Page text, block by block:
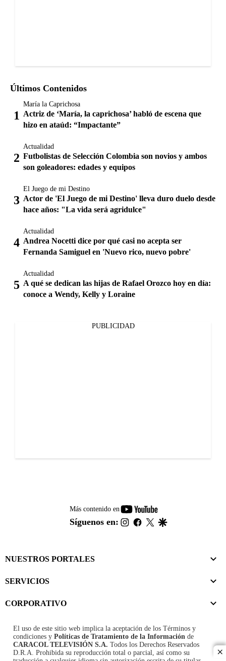
Últimos Contenidos
María la Caprichosa
Actriz de ‘María, la caprichosa’ habló de escena que
hizo en ataúd: “Impactante”
Actualidad
Futbolistas de Selección Colombia son novios y ambos
son goleadores: edades y equipos
El Juego de mi Destino
Actor de 'El Juego de mi Destino' lleva duro duelo desde
hace años: "La vida será agridulce"
Actualidad
Andrea Nocetti dice por qué casi no acepta ser
Fernanda Samiguel en 'Nuevo rico, nuevo pobre'
Actualidad
A qué se dedican las hijas de Rafael Orozco hoy en día:
conoce a Wendy, Kelly y Loraine
PUBLICIDAD
Más contenido en
youtube-
footer
Síguenos en: instagram
facebook
twitter
NUESTROS PORTALES
SERVICIOS
CORPORATIVO
El uso de este sitio web implica la aceptación de los Términos y
condiciones y Políticas de Tratamiento de la Información de
CARACOL TELEVISIÓN S.A. Todos los Derechos Reservados
D.R.A. Prohibida su reproducción total o parcial, así como su